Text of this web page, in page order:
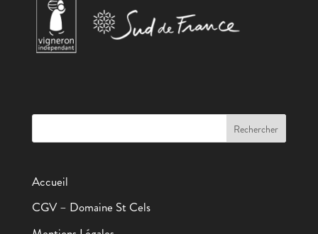
Accueil
CGV – Domaine St Cels